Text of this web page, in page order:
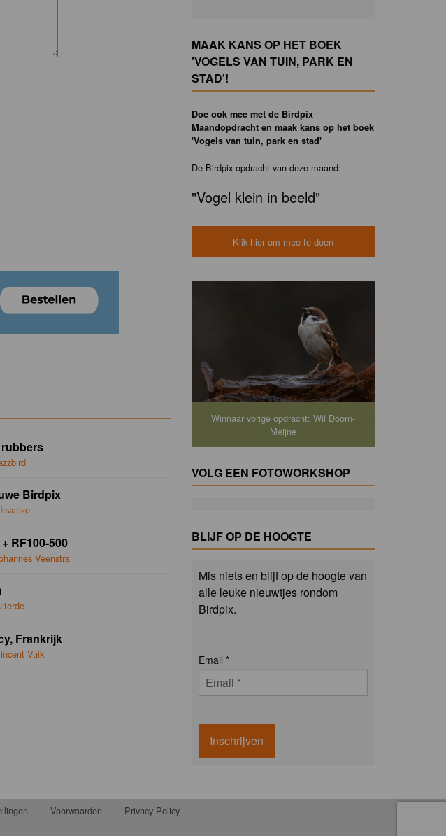
Birdpix
RF100-500
Veenstra
Frankrijk
Vuik
MAAK KANS OP HET BOEK
'VOGELS VAN TUIN, PARK EN
STAD'!
Doe ook mee met de Birdpix
Maandopdracht en maak kans op het boek
'Vogels van tuin, park en stad'
De Birdpix opdracht van deze maand:
"Vogel klein in beeld"
Klik hier om mee te doen
Winnaar vorige opdracht: Wil Doorn-
Meijne
VOLG EEN FOTOWORKSHOP
BLIJF OP DE HOOGTE
Mis niets en blijf op de hoogte van
alle leuke nieuwtjes rondom
Birdpix.
Email *
Inschrijven
Voorwaarden Privacy Policy